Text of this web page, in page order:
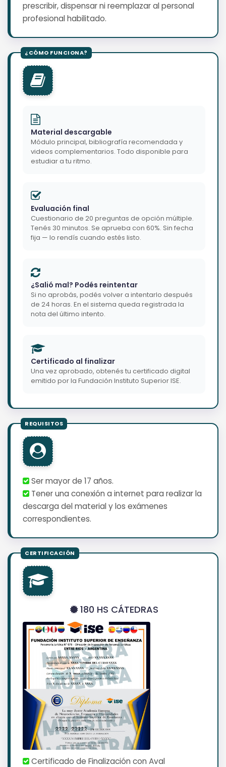
prescribir, dispensar ni reemplazar al personal
profesional habilitado.
Material descargable
Módulo principal, bibliografía recomendada y
videos complementarios. Todo disponible para
estudiar a tu ritmo.
Evaluación final
Cuestionario de 20 preguntas de opción múltiple.
Tenés 30 minutos. Se aprueba con 60%. Sin fecha
fija — lo rendís cuando estés listo.
¿Salió mal? Podés reintentar
Si no aprobás, podés volver a intentarlo después
de 24 horas. En el sistema queda registrada la
nota del último intento.
Certificado al finalizar
Una vez aprobado, obtenés tu certificado digital
emitido por la Fundación Instituto Superior ISE.
Ser mayor de 17 años.
Tener una conexión a internet para realizar la
descarga del material y los exámenes
correspondientes.
180 HS CÁTEDRAS
Certificado de Finalización con Aval